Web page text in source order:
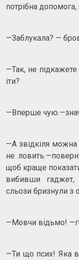
потрібна допомога,
—Заблукала? —
—Так, не
іти?
—Вперше
—А звідкіля
не
щоб краще
вибивши
сльози бризнули з
—Мовчи відьмо!
—Ти що псих! Яка